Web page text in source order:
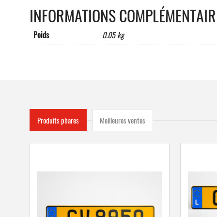
INFORMATIONS
Poids 0.05 kg
Produits phares Meilleures ventes